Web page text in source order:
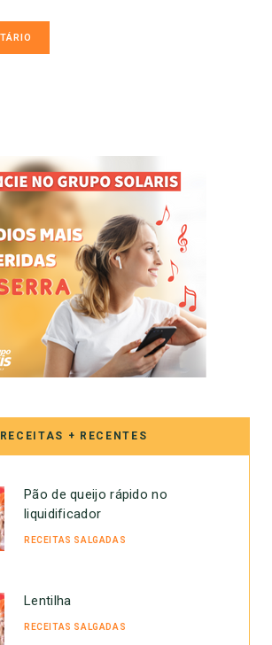
RECEITAS + RECENTES
Pão de queijo rápido no
liquidificador
RECEITAS SALGADAS
Lentilha
RECEITAS SALGADAS